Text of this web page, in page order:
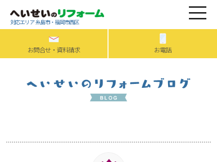
対応エリア 糸島市・福岡市西区
お問合せ・資料請求 お電話